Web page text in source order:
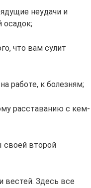
неудачи и
осадок;
что вам сулит
работе, к болезням;
расставанию с кем-
своей второй
вестей. Здесь все